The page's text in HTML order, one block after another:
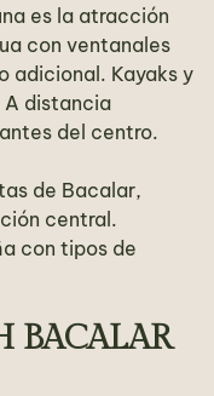
es la atracción
con ventanales
adicional. Kayaks y
A distancia
del centro.
de Bacalar,
central.
con tipos de
BACALAR